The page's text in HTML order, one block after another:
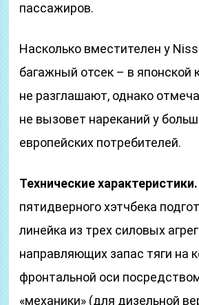
пассажиров.
Насколько вместителен у
багажный отсек – в японской
не разглашают, однако
не вызовет нареканий у
европейских потребителей.
Технические характеристики.
пятидверного хэтчбека
линейка из трех силовых
направляющих запас тяги на
фронтальной оси
«механики» (для дизельной